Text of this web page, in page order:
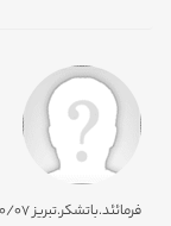
فرمائئد.باتشکر.تبریز 1392/10/07